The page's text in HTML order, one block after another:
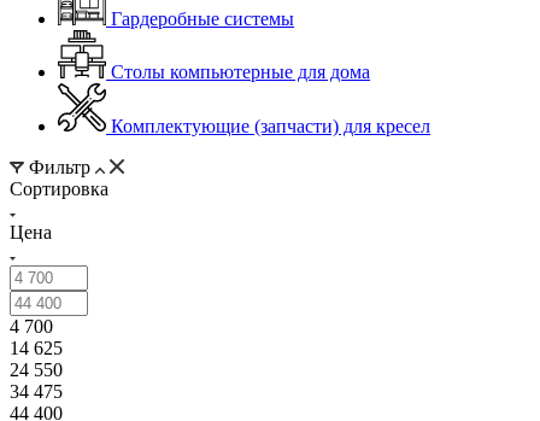
Гардеробные системы
Столы компьютерные для дома
Комплектующие (запчасти) для кресел
Фильтр
Сортировка
Цена
4 700
14 625
24 550
34 475
44 400